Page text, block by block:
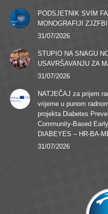
PODSJETNIK SVIM
MONOGRAFIJI
31/07/2026
STUPIO NA SNAGU
USAVRŠAVANJU ZA
31/07/2026
NATJEČAJ za prijem
vrijeme u punom
projekta Diabetes
Community-Based
DIABEYES – HR-BA-
31/07/2026